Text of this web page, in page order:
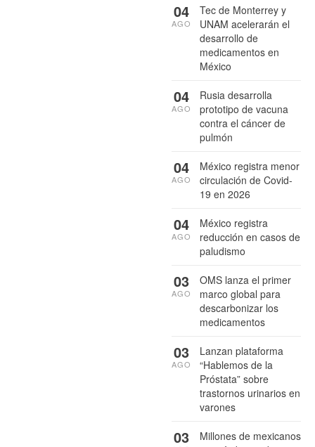
Tec de Monterrey y
UNAM acelerarán el
desarrollo de
medicamentos en
México
04
AGO
Rusia desarrolla
prototipo de vacuna
contra el cáncer de
pulmón
04
AGO
México registra menor
circulación de Covid-
19 en 2026
04
AGO
México registra
reducción en casos de
paludismo
04
AGO
OMS lanza el primer
marco global para
descarbonizar los
medicamentos
03
AGO
Lanzan plataforma
“Hablemos de la
Próstata” sobre
trastornos urinarios en
varones
03
AGO
Millones de mexicanos
03